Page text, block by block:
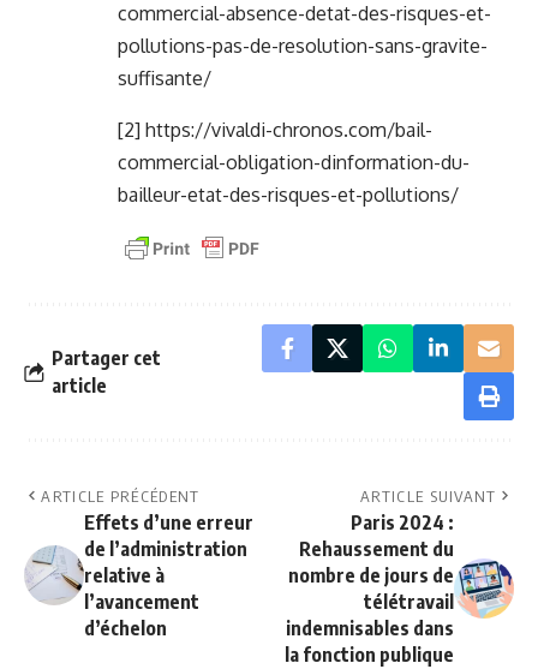
commercial-absence-detat-des-risques-et-
pollutions-pas-de-resolution-sans-gravite-
suffisante/
[2] https://vivaldi-chronos.com/bail-
commercial-obligation-dinformation-du-
bailleur-etat-des-risques-et-pollutions/
Partager cet
article
ARTICLE PRÉCÉDENT
Effets d’une erreur
de l’administration
relative à
l’avancement
d’échelon
ARTICLE SUIVANT
Paris 2024 :
Rehaussement du
nombre de jours de
télétravail
indemnisables dans
la fonction publique